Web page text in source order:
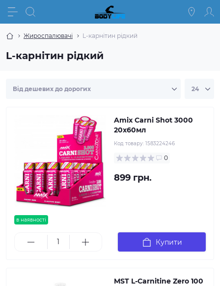
Жироспалювачі L-карнітин рідкий
L-карнітин рідкий
в наявності
Amix Carni Shot 3000
20х60мл
Код товару: 1583224246
0
899 грн.
Купити
MST L-Carnitine Zero 100